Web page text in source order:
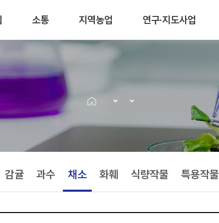
소통 지역농업 연구·지도사업
감귤 과수 채소 화훼 식량작물 특용작물